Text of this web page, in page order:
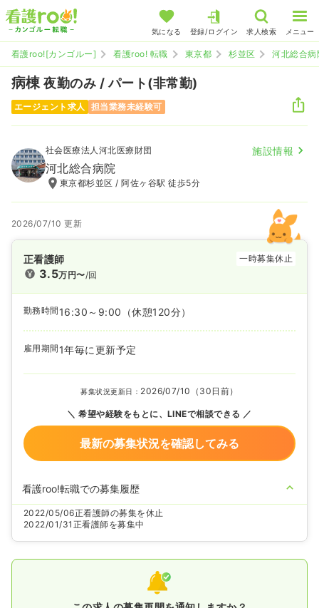
気になる 登録/ログイン 求人検索 メニュー
看護roo![カンゴルー] 看護roo! 転職 東京都 杉並区 河北総合病
病棟夜勤のみ / パート(非常勤)
エージェント求人 担当業務未経験可
社会医療法人河北医療財団 施設情報
河北総合病院
東京都杉並区 / 阿佐ヶ谷駅 徒歩5分
2026/07/10 更新
正看護師 一時募集休止
3.5万円〜/回
勤務時間 16:30～9:00 （休憩120分）
雇用期間 1年毎に更新予定
募集状況更新日： 2026/07/10（30日前）
希望や経験をもとに、LINEで相談できる
最新の募集状況を確認してみる
看護roo!転職での募集履歴
2022/05/06正看護師の募集を休止
2022/01/31 正看護師を募集中